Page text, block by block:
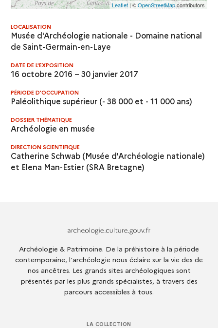
Leaflet| ©OpenStreetMapcontributors
LOCALISATION
Musée d'Archéologie nationale - Domaine national
de Saint-Germain-en-Laye
DATE DE L'EXPOSITION
16 octobre 2016 – 30 janvier 2017
PÉRIODE D'OCCUPATION
Paléolithique supérieur (- 38 000 et - 11 000 ans)
DOSSIER THÉMATIQUE
Archéologie en musée
DIRECTION SCIENTIFIQUE
Catherine Schwab (Musée d'Archéologie nationale)
et Elena Man-Estier (SRA Bretagne)
Archéologie & Patrimoine. De la préhistoire à la période
contemporaine, l'archéologie nous éclaire sur la vie des de
nos ancêtres. Les grands sites archéologiques sont
présentés par les plus grands spécialistes, à travers des
parcours accessibles à tous.
LA COLLECTION